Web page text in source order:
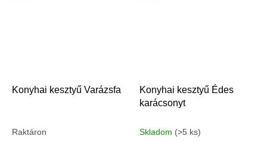
Konyhai kesztyű Varázsfa
Raktáron
Konyhai kesztyű Édes
karácsonyt
Skladom (>5 ks)